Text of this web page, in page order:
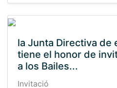
la Junta Directiva de
tiene el honor de
a los Bailes...
Invitació